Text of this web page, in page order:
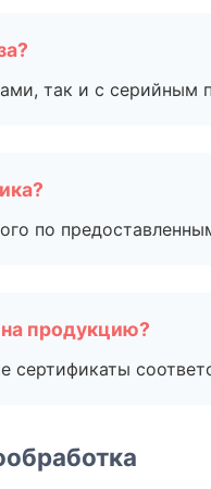
так и с серийным
по
продукцию?